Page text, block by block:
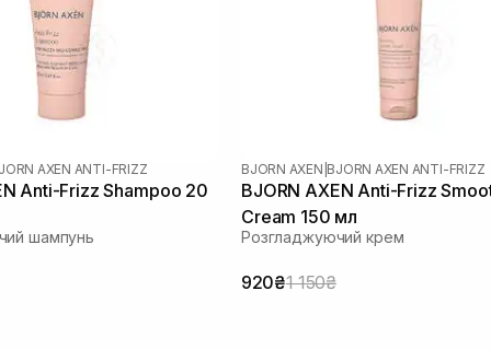
AXEN ANTI-FRIZZ
Anti-Frizz Shampoo 20
шампунь
BJORN AXEN BJORN AXEN ANTI-FRIZZ
BJORN AXEN Anti-Frizz
Cream 150 мл
Розгладжуючий крем
920₴1 150₴